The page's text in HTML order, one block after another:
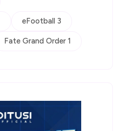
eFootball 3
Fate Grand Order 1